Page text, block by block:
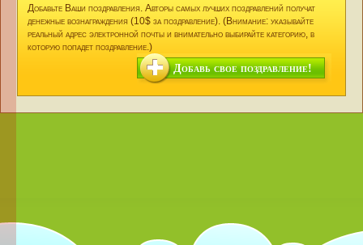
Добавьте Ваши поздравления. Авторы самых лучших поздравлений получат
денежные вознаграждения (10$ за поздравление). (Внимание: указывайте
реальный адрес электронной почты и внимательно выбирайте категорию, в
которую попадет поздравление.)
Добавь свое поздравление!